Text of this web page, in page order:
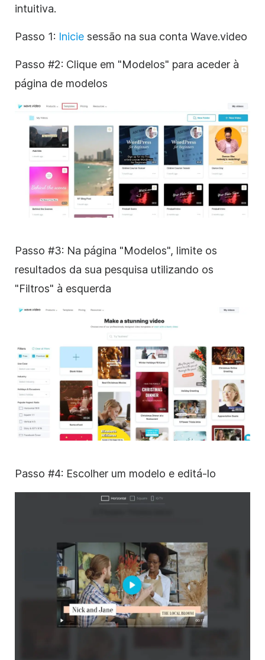
intuitiva.
Passo 1: Inicie sessão na sua conta Wave.video
Passo #2: Clique em "Modelos" para aceder à
página de modelos
Passo #3: Na página "Modelos", limite os
resultados da sua pesquisa utilizando os
"Filtros" à esquerda
Passo #4: Escolher um modelo e editá-lo